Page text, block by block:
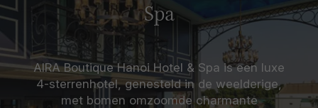
Spa
AIRA Boutique Hanoi Hotel & Spa is een luxe
4-sterrenhotel, genesteld in de weelderige,
met bomen omzoomde charmante